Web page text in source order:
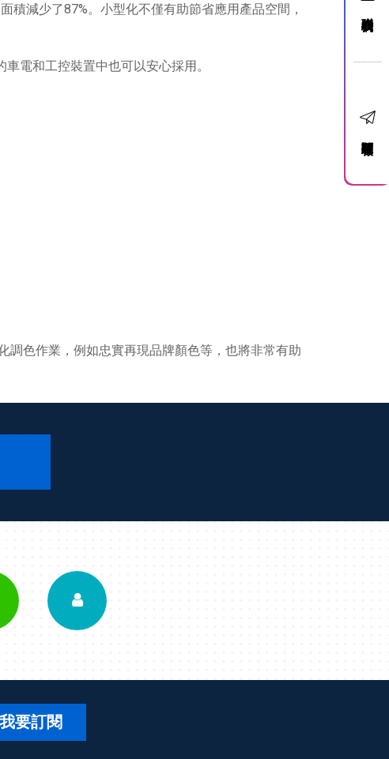
積減少了87%。小型化不僅有助節省應用產品空間，
電和工控裝置中也可以安心採用。
調色作業，例如忠實再現品牌顏色等，也將非常有助
我要訂閱